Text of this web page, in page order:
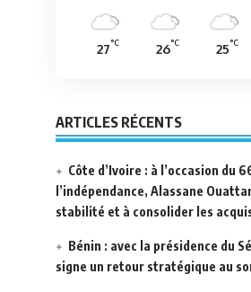
27°C 26°C 25°C
ARTICLES RÉCENTS
Côte d’Ivoire : à l’occasion du
l’indépendance, Alassane
stabilité et à consolider les
Bénin : avec la présidence du
signe un retour stratégique au